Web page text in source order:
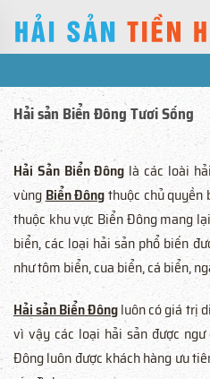
Hải sản Biển Đông Tươi Sống
Hải Sản Biển Đông là các loài
vùngBiển Đôngthuộc chủ quyền
thuộc khu vực Biển Đông mang
biển, các loại hải sản phổ biến
như tôm biển, cua biển, cá biển,
Hải sản Biển Đôngluôn có giá trị
vì vậy các loại hải sản được
Đông luôn được khách hàng ưu